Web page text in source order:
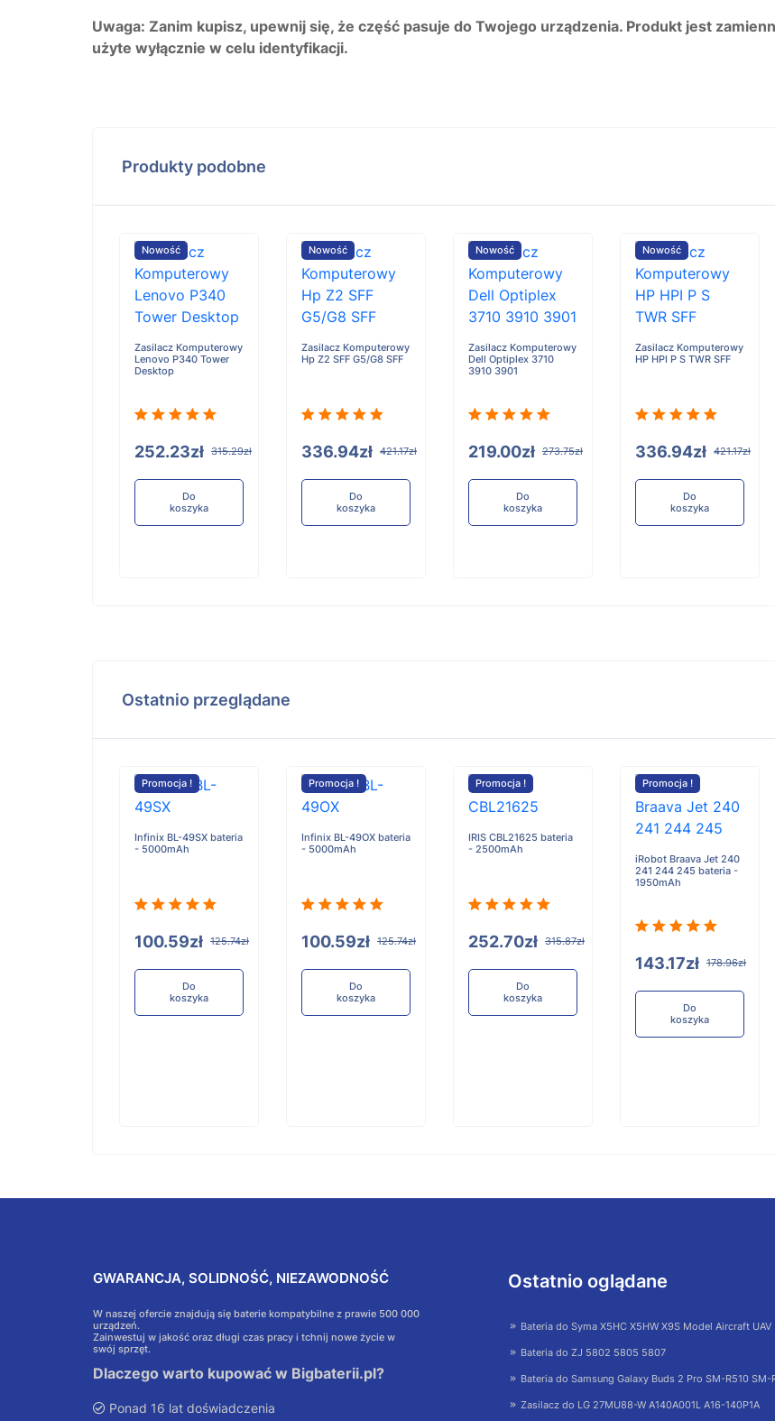
Uwaga: Zanim kupisz, upewnij się, że część pasuje do Twojego urządzenia. Produkt jest
użyte wyłącznie w celu identyfikacji.
Produkty podobne
Nowość
Zasilacz Komputerowy
Lenovo P340 Tower
Desktop
252.23zł 315.29zł
Do
koszyka
Nowość
Zasilacz Komputerowy
Hp Z2 SFF G5/G8 SFF
336.94zł 421.17zł
Do
koszyka
Nowość
Zasilacz Komputerowy
Dell Optiplex 3710
3910 3901
219.00zł 273.75zł
Do
koszyka
Nowość
Zasilacz Komputerowy
HP HPI P S TWR SFF
336.94zł 421.17zł
Do
koszyka
Ostatnio przeglądane
Promocja !
Infinix BL-49SX bateria
- 5000mAh
100.59zł 125.74zł
Do
koszyka
Promocja !
Infinix BL-49OX bateria
- 5000mAh
100.59zł 125.74zł
Do
koszyka
Promocja !
IRIS CBL21625 bateria
- 2500mAh
252.70zł 315.87zł
Do
koszyka
Promocja !
iRobot Braava Jet 240
241 244 245 bateria -
1950mAh
143.17zł 178.96zł
Do
koszyka
GWARANCJA, SOLIDNOŚĆ, NIEZAWODNOŚĆ
W naszej ofercie znajdują się baterie kompatybilne z prawie 500 000
urządzeń.
Zainwestuj w jakość oraz długi czas pracy i tchnij nowe życie w
swój sprzęt.
Dlaczego warto kupować w Bigbaterii.pl?
Ponad 16 lat doświadczenia
Ostatnio oglądane
Bateria do Syma X5HC X5HW X9S Model Aircraft UAV
Bateria do ZJ 5802 5805 5807
Bateria do Samsung Galaxy Buds 2 Pro SM-R510 SM-
Zasilacz do LG 27MU88-W A140A001L A16-140P1A